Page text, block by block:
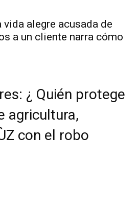
vida alegre acusada de
a un cliente narra cómo
¿ Quién protege
agricultura,
con el robo